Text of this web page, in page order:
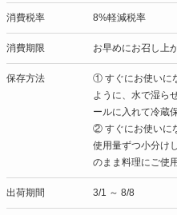
消費税率 8%軽減税率
消費期限 お早めにお召し上
保存方法
① すぐにお使いに
ように、水で湿ら
ールに入れて冷蔵
② すぐにお使いに
使用量ずつ小分け
のまま料理にご使
出荷期間 3/1 ～ 8/8